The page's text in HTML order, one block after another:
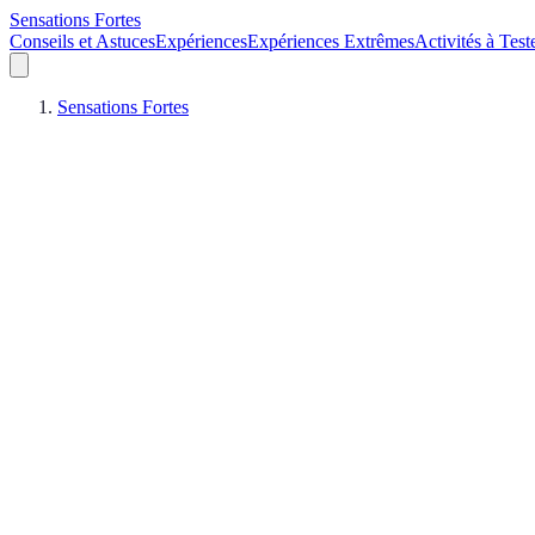
Sensations Fortes
Conseils et AstucesExpériencesExpériences ExtrêmesActivités à
Sensations Fortes